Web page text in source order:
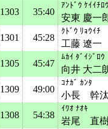
1303 35:40
ｱﾝﾄﾞｳ ｹｲｲﾁﾛｳ
安東 慶一
1301 45:28
ｸﾄﾞｳ ﾘｮｳｲﾁ
工藤 遼一
1305 45:47
ﾑｶｲ ﾀﾞｲｼﾞﾛｳ
向井 大二
1309 49:00
ｺﾅｶﾞ ｶﾝﾀ
小長 幹汰
1308 54:38
ｲﾜｵ ﾅｵｷ
岩尾 直